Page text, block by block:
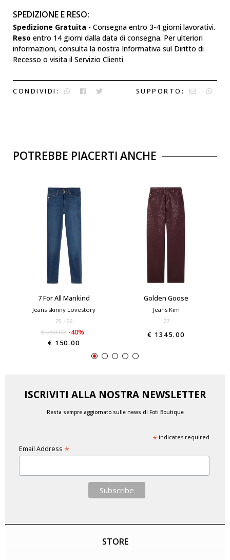
SPEDIZIONE E RESO:
Spedizione Gratuita - Consegna entro 3-4 giorni lavorativi.
Reso entro 14 giorni dalla data di consegna. Per ulteriori
informazioni, consulta la nostra Informativa sul Diritto di
Recesso o visita il Servizio Clienti
CONDIVIDI: SUPPORTO:
POTREBBE PIACERTI ANCHE
7 For All Mankind
Jeans skinny Lovestory
25 26
€ 250.00 -40%
€ 150.00
Golden Goose
Jeans Kim
27
€ 1345.00
ISCRIVITI ALLA NOSTRA NEWSLETTER
Resta sempre aggiornato sulle news di Foti Boutique
*indicates required
Email Address *
STORE